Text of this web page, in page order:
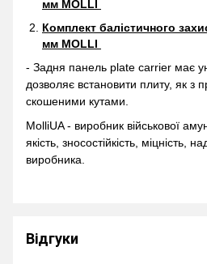
мм MOLLI
Комплект балістичного
мм MOLLI
- Задня панель plate carrier має
дозволяє встановити плиту, як з
скошеними кутами.
MolliUA - виробник військової
якість, зносостійкість, міцність,
виробника.
Відгуки